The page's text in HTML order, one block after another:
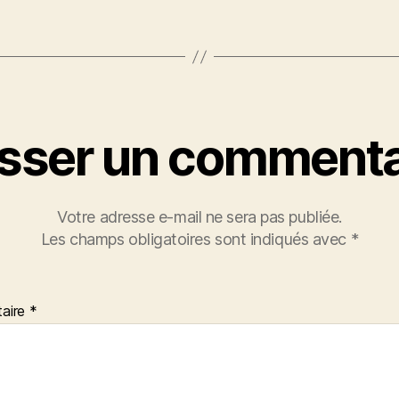
un
Votre adresse e-mail ne sera pas publiée.
Les champs obligatoires sont indiqués avec *
*